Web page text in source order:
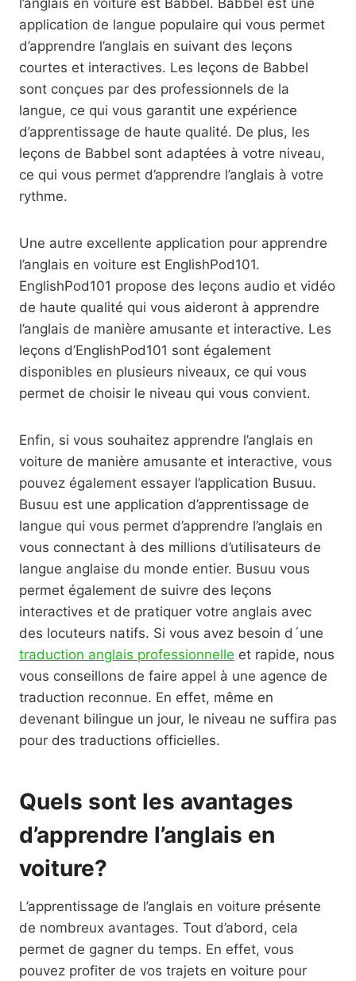
application de langue populaire qui vous permet
d’apprendre l’anglais en suivant des leçons
courtes et interactives. Les leçons de Babbel
sont conçues par des professionnels de la
langue, ce qui vous garantit une expérience
d’apprentissage de haute qualité. De plus, les
leçons de Babbel sont adaptées à votre niveau,
ce qui vous permet d’apprendre l’anglais à votre
rythme.
Une autre excellente application pour apprendre
l’anglais en voiture est EnglishPod101.
EnglishPod101 propose des leçons audio et vidéo
de haute qualité qui vous aideront à apprendre
l’anglais de manière amusante et interactive. Les
leçons d’EnglishPod101 sont également
disponibles en plusieurs niveaux, ce qui vous
permet de choisir le niveau qui vous convient.
Enfin, si vous souhaitez apprendre l’anglais en
voiture de manière amusante et interactive, vous
pouvez également essayer l’application Busuu.
Busuu est une application d’apprentissage de
langue qui vous permet d’apprendre l’anglais en
vous connectant à des millions d’utilisateurs de
langue anglaise du monde entier. Busuu vous
permet également de suivre des leçons
interactives et de pratiquer votre anglais avec
des locuteurs natifs. Si vous avez besoin d´une
traduction anglais professionnelle et rapide, nous
vous conseillons de faire appel à une agence de
traduction reconnue. En effet, même en
devenant bilingue un jour, le niveau ne suffira pas
pour des traductions officielles.
Quels sont les avantages
d’apprendre l’anglais en
voiture?
L’apprentissage de l’anglais en voiture présente
de nombreux avantages. Tout d’abord, cela
permet de gagner du temps. En effet, vous
pouvez profiter de vos trajets en voiture pour